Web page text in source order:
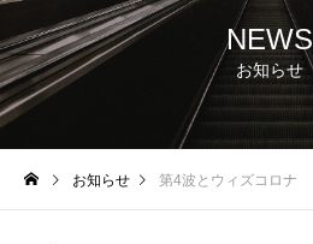
NEWS
お知らせ
お知らせ 第4波とウィズコロナ